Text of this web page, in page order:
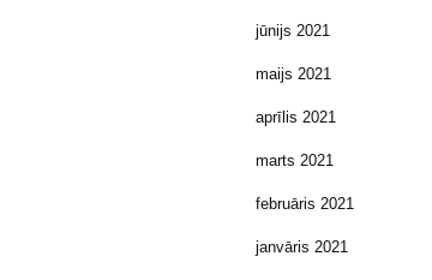
jūnijs 2021
maijs 2021
aprīlis 2021
marts 2021
februāris 2021
janvāris 2021